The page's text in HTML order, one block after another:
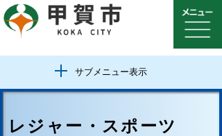
サブメニュー表示
レジャー・スポーツ